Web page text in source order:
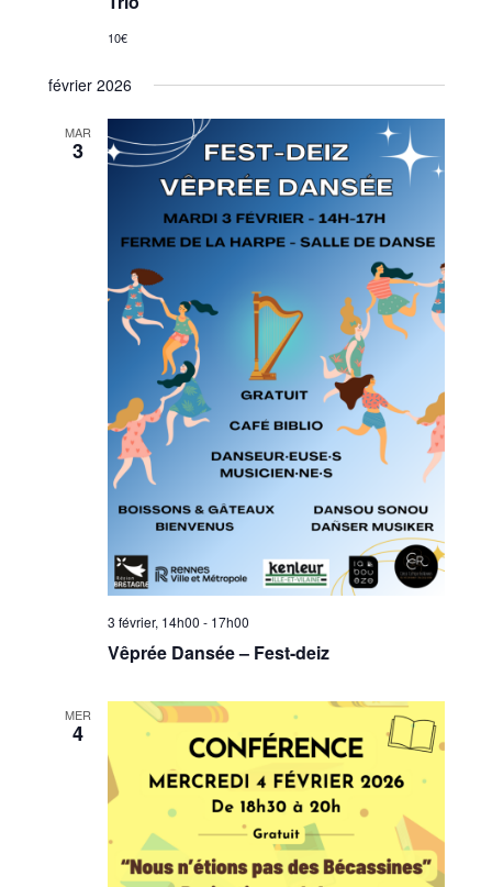
10€
février 2026
MAR
3
3 février, 14h00 - 17h00
Vêprée Dansée – Fest-deiz
MER
4